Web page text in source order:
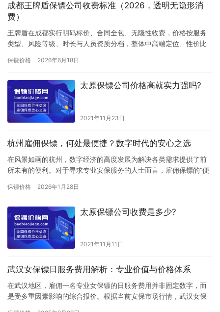
成都王牌盾保镖公司收费标准（2026，透明无隐形消
费）
王牌盾在成都实行明码标价、合同全包、无隐性收费，价格按服务
类型、风险等级、时长与人员资质分档，整体中高端定位、性价比
天，8…
保镖价格 2026年6月18日
太原保镖公司价格高就实力强吗?
2021年11月23日
杭州雇佣保镖，何处最便捷？数字时代的安心之选
在风景如画的杭州，数字经济的高度发展为解决各类需求提供了前
所未有的便利。对于寻求专业安保服务的人士而言，雇佣保镖的“便
公…
保镖价格 2026年1月28日
太原保镖公司收费是多少?
2021年11月11日
武汉女保镖日服务费用解析：专业价值与价格体系
在武汉地区，雇佣一名专业女保镖的日服务费用并非固定数字，而
是受多重因素影响的综合报价。根据当前安保市场行情，武汉女保